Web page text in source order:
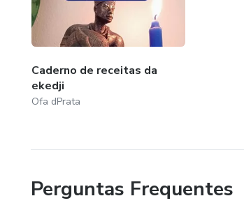
Caderno de receitas da
ekedji
Ofa dPrata
Perguntas Frequentes